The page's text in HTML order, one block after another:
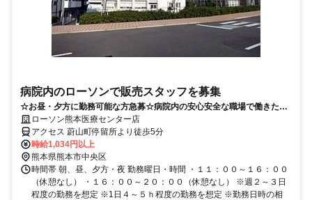
病院内のローソンで販売スタッフを募集
☆お昼・夕方に勤務可能な方急募☆病院内の安心安全な職場で働きたい
方はピッタリな職場です♪
ローソン熊本医療センター店
アクセス 蔚山町停留所より徒歩5分
時給1,034円以上
熊本県熊本市中央区
時間帯 朝、昼、夕方・夜 勤務曜日・時間 ・１１：００～１６：００
（休憩なし） ・１６：００～２０：００（休憩なし） ※週２～３日
程度の勤務を想定 ※1日４～５ｈ程度の勤務を想定 ※勤務日時の相